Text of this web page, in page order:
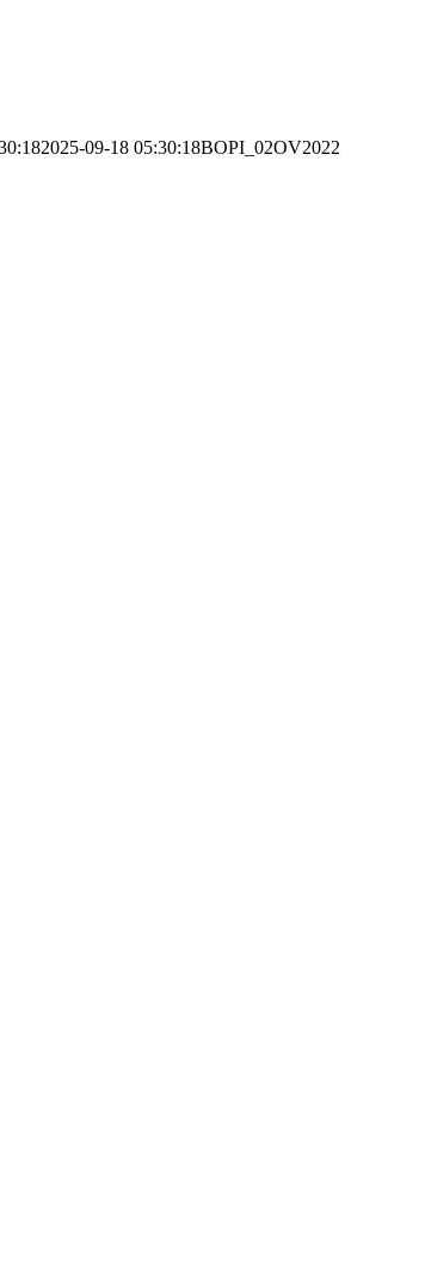
2025-09-18 05:30:18BOPI_02OV2022